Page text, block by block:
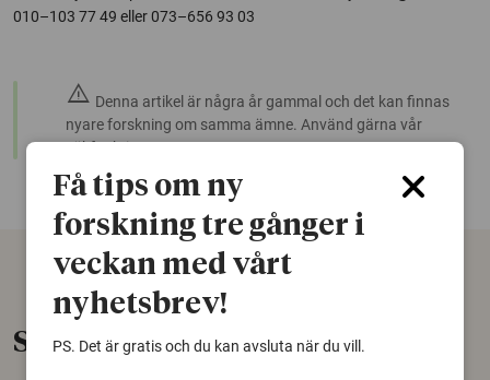
010–103 77 49 eller 073–656 93 03
warning Denna artikel är några år gammal och det kan finnas
nyare forskning om samma ämne. Använd gärna vår
sökfunktion!
Senaste nytt
Få tips om ny
forskning tre gånger i
veckan med vårt
nyhetsbrev!
PS. Det är gratis och du kan avsluta när du vill.